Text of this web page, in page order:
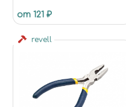
МОДЕЛИЗМА. ДОСТАВКА ПО
"HTTPS://MIRACLE-WORLD.RU",
WORLD.RU/INCLUDE/LOGOTY
PE.PNG", "IMAGE":
"HTTPS://MIRACLE-
WORLD.RU/INCLUDE/LOGOTY
от 121 ₽
revell